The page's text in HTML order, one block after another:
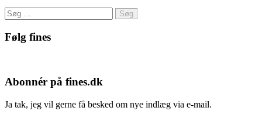
Søg
efter:
Følg fines
Abonnér på fines.dk
Ja tak, jeg vil gerne få besked om nye indlæg via e-mail.